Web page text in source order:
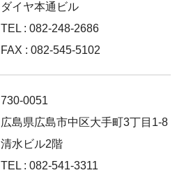
ダイヤ本通ビル
TEL : 082-248-2686
FAX : 082-545-5102
730-0051
広島県広島市中区大手町3丁目1-8
清水ビル2階
TEL : 082-541-3311